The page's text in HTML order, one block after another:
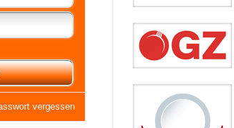
vergessen